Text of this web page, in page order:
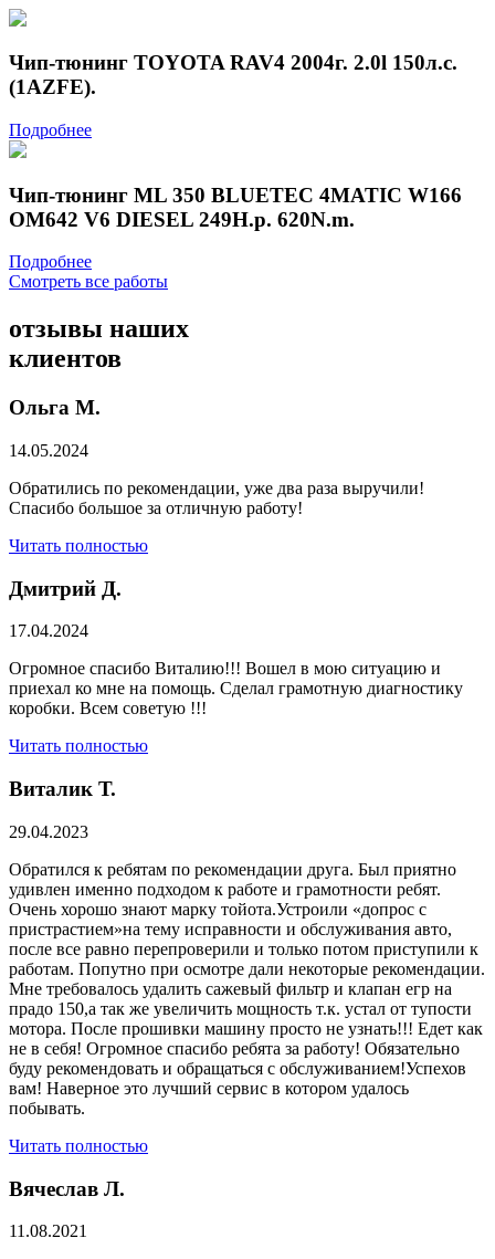
Чип-тюнинг TOYOTA RAV4 2004г. 2.0l 150л.с.
(1AZFE).
Подробнее
Чип-тюнинг ML 350 BLUETEC 4MATIC W166
OM642 V6 DIESEL 249H.p. 620N.m.
Подробнее
Смотреть все работы
отзывы наших
клиентов
Ольга М.
14.05.2024
Обратились по рекомендации, уже два раза выручили!
Спасибо большое за отличную работу!
Читать полностью
Дмитрий Д.
17.04.2024
Огромное спасибо Виталию!!! Вошел в мою ситуацию и
приехал ко мне на помощь. Сделал грамотную диагностику
коробки. Всем советую !!!
Читать полностью
Виталик Т.
29.04.2023
Обратился к ребятам по рекомендации друга. Был приятно
удивлен именно подходом к работе и грамотности ребят.
Очень хорошо знают марку тойота.Устроили «допрос с
пристрастием»на тему исправности и обслуживания авто,
после все равно перепроверили и только потом приступили к
работам. Попутно при осмотре дали некоторые рекомендации.
Мне требовалось удалить сажевый фильтр и клапан егр на
прадо 150,а так же увеличить мощность т.к. устал от тупости
мотора. После прошивки машину просто не узнать!!! Едет как
не в себя! Огромное спасибо ребята за работу! Обязательно
буду рекомендовать и обращаться с обслуживанием!Успехов
вам! Наверное это лучший сервис в котором удалось
побывать.
Читать полностью
Вячеслав Л.
11.08.2021